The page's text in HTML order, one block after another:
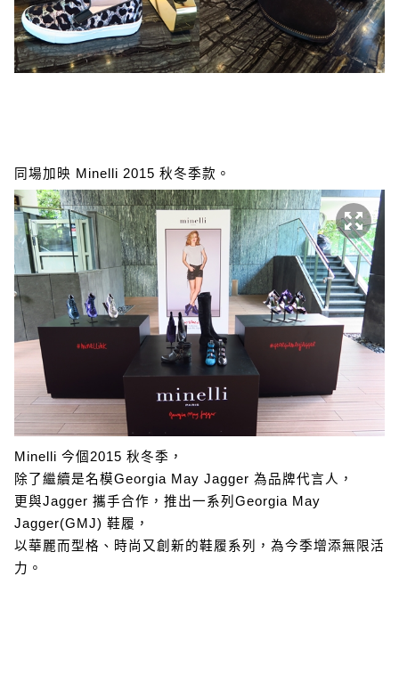
同場加映 Minelli 2015 秋冬季款。
Minelli 今個2015 秋冬季，
除了繼續是名模Georgia May Jagger 為品牌代言人，
更與Jagger 攜手合作，推出一系列Georgia May
Jagger(GMJ) 鞋履，
以華麗而型格、時尚又創新的鞋履系列，為今季增添無限活
力。